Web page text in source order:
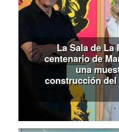
La Sala de La
centenario de
una
construcción